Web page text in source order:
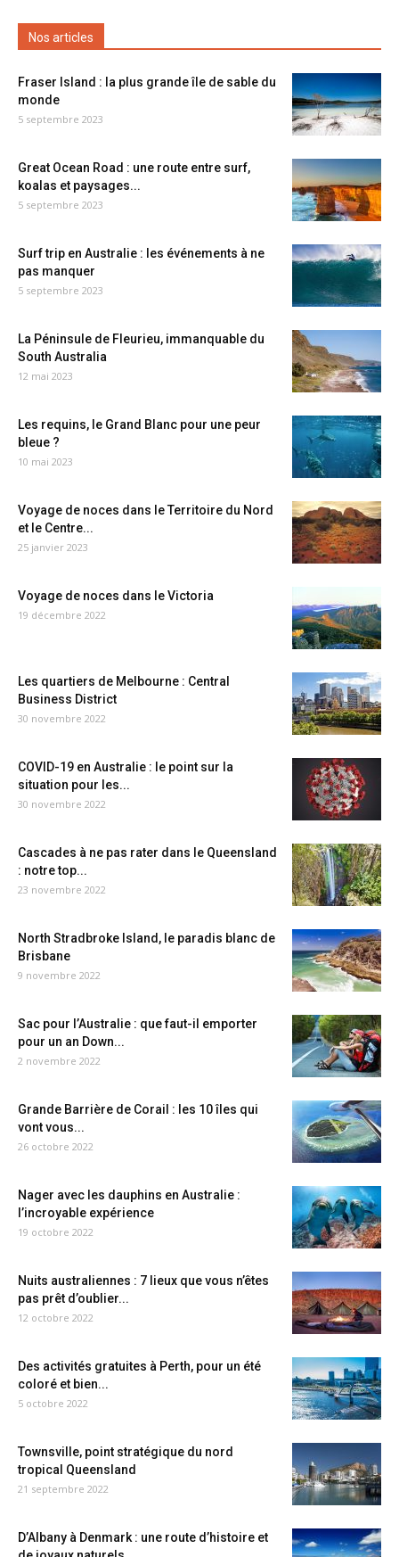
Nos articles
Fraser Island : la plus grande île de sable du
monde
5 septembre 2023
Great Ocean Road : une route entre surf,
koalas et paysages...
5 septembre 2023
Surf trip en Australie : les événements à ne
pas manquer
5 septembre 2023
La Péninsule de Fleurieu, immanquable du
South Australia
12 mai 2023
Les requins, le Grand Blanc pour une peur
bleue ?
10 mai 2023
Voyage de noces dans le Territoire du Nord
et le Centre...
25 janvier 2023
Voyage de noces dans le Victoria
19 décembre 2022
Les quartiers de Melbourne : Central
Business District
30 novembre 2022
COVID-19 en Australie : le point sur la
situation pour les...
30 novembre 2022
Cascades à ne pas rater dans le Queensland
: notre top...
23 novembre 2022
North Stradbroke Island, le paradis blanc de
Brisbane
9 novembre 2022
Sac pour l’Australie : que faut-il emporter
pour un an Down...
2 novembre 2022
Grande Barrière de Corail : les 10 îles qui
vont vous...
26 octobre 2022
Nager avec les dauphins en Australie :
l’incroyable expérience
19 octobre 2022
Nuits australiennes : 7 lieux que vous n’êtes
pas prêt d’oublier...
12 octobre 2022
Des activités gratuites à Perth, pour un été
coloré et bien...
5 octobre 2022
Townsville, point stratégique du nord
tropical Queensland
21 septembre 2022
D’Albany à Denmark : une route d’histoire et